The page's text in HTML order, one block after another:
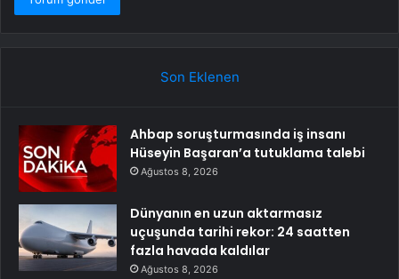
Son Eklenen
Ahbap soruşturmasında iş insanı
Hüseyin Başaran’a tutuklama talebi
Ağustos 8, 2026
Dünyanın en uzun aktarmasız
uçuşunda tarihi rekor: 24 saatten
fazla havada kaldılar
Ağustos 8, 2026